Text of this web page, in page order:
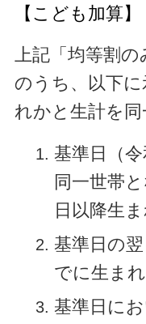
【こども加算】
上記「均等割の
のうち、以下
れかと生計を
基準日（
同一世帯
日以降生
基準日の
でに生ま
基準日に